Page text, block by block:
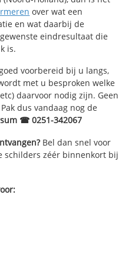
over wat een
en wat daarbij de
eindresultaat die
is.
voorbereid bij u langs,
met u besproken welke
daarvoor nodig zijn. Geen
dus vandaag nog de
☎ 0251-342067
Bel dan snel voor
schilders zéér binnenkort bij